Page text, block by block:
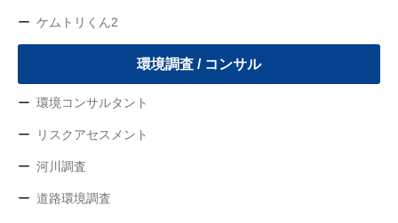
ケムトリくん2
環境調査 / コンサル
環境コンサルタント
リスクアセスメント
河川調査
道路環境調査